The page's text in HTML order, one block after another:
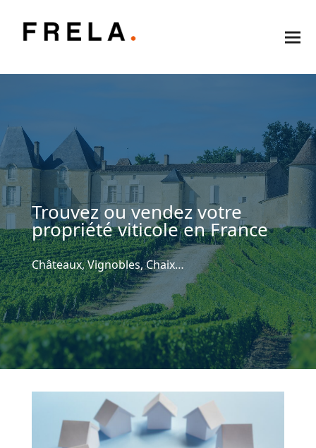
Trouvez ou vendez votre
propriété viticole en France
Châteaux, Vignobles, Chaix…